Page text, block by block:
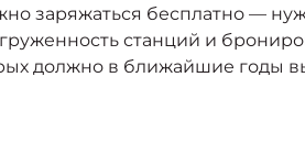
заряжаться бесплатно —
станций и
должно в ближайшие годы